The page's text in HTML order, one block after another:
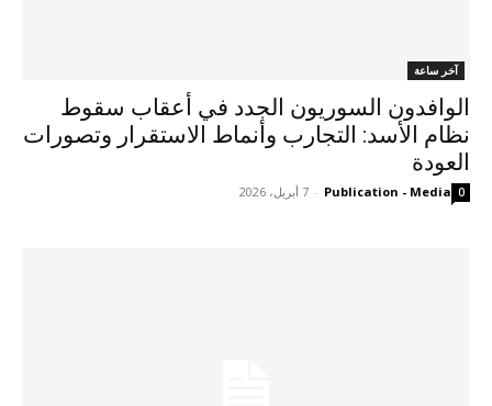
آخر ساعة
الوافدون السوريون الجدد في أعقاب سقوط
نظام الأسد: التجارب وأنماط الاستقرار وتصورات
العودة
Publication - Media
- 7 أبريل، 2026 0